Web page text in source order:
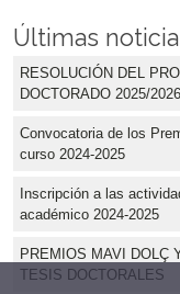
Últimas
RESOLUCIÓN DEL
DOCTORADO 2025/2026
Convocatoria de los
curso 2024-2025
Inscripción a las
académico 2024-2025
PREMIOS MAVI DOLÇ
TESIS DOCTORALES